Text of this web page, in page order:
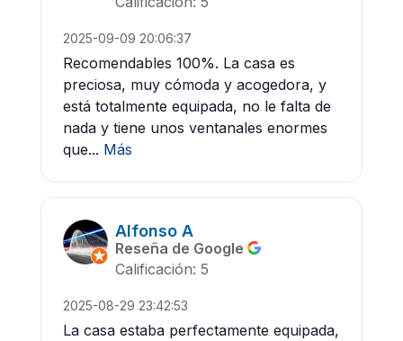
2025-09-09 20:06:37
Recomendables 100%. La casa es
preciosa, muy cómoda y acogedora, y
está totalmente equipada, no le falta de
nada y tiene unos ventanales enormes
que... Más
Alfonso A
Reseña de Google
Calificación: 5
2025-08-29 23:42:53
La casa estaba perfectamente equipada,